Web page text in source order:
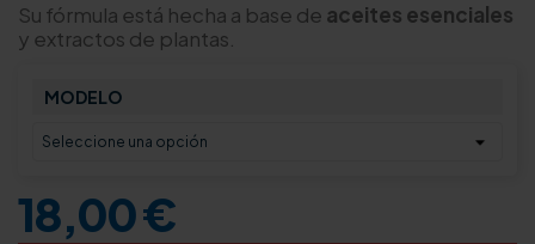
Su fórmula está hecha a base de aceites esenciales
y extractos de plantas.
MODELO
18,00 €